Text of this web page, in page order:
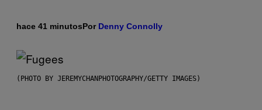
hace 41 minutosPor Denny Connolly
(PHOTO BY JEREMYCHANPHOTOGRAPHY/GETTY IMAGES)